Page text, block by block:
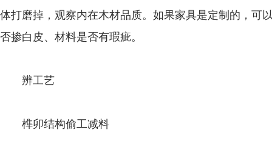
体打磨掉，观察内在木材品质。如果家具是定制的，可
否掺白皮、材料是否有瑕疵。
辨工艺
榫卯结构偷工减料